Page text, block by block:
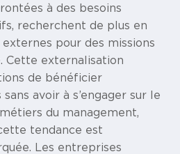
à des besoins
recherchent de plus en
pour des missions
Cette externalisation
de bénéficier
avoir à s’engager sur le
du management,
tendance est
Les entreprises